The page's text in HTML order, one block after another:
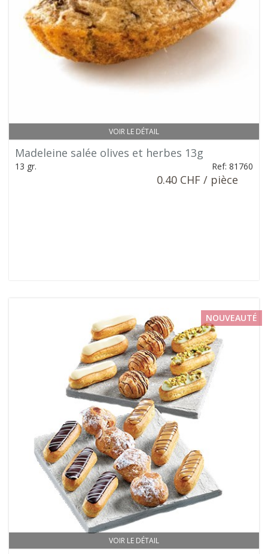
VOIR LE DÉTAIL
Madeleine salée olives et herbes 13g
13 gr. Ref: 81760
0.40 CHF / pièce
VOIR LE DÉTAIL
NOUVEAUTÉ